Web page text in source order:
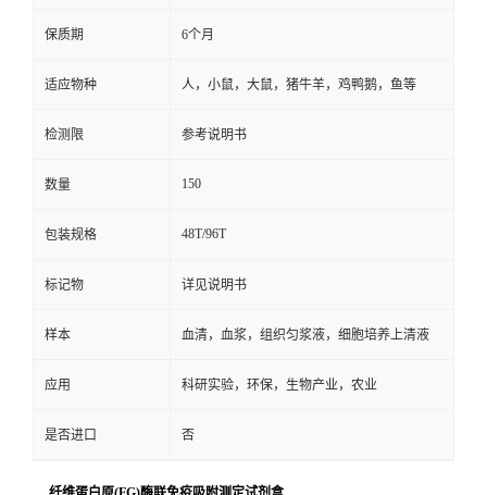
保质期 6个月
适应物种 人，小鼠，大鼠，猪牛羊，鸡鸭鹅，鱼等
检测限 参考说明书
数量 150
包装规格 48T/96T
标记物 详见说明书
样本 血清，血浆，组织匀浆液，细胞培养上清液
应用 科研实验，环保，生物产业，农业
是否进口 否